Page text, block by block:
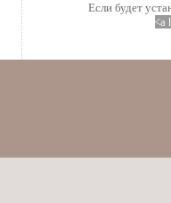
Если будет
<a